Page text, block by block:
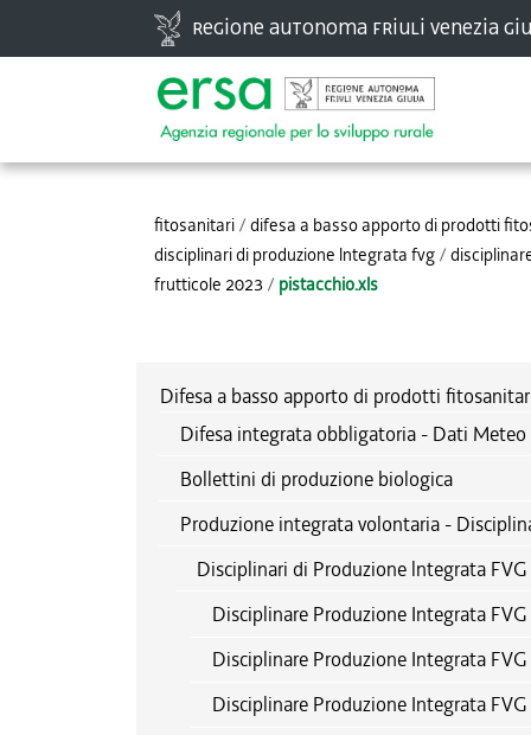
sulla
Regione autonoma Friuli Venezia
Strumenti
fitosanitari / difesa a basso apporto di prodotti
disciplinari di produzione lntegrata fvg /
frutticole 2023 / pistacchio.xls
Difesa a basso apporto di prodotti
Difesa integrata obbligatoria - Dati
Bollettini di produzione biologica
Produzione integrata volontaria -
Disciplinari di Produzione lntegrata FVG
Disciplinare Produzione Integrata
Disciplinare Produzione Integrata
Disciplinare Produzione Integrata